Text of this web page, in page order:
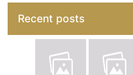
Recent posts